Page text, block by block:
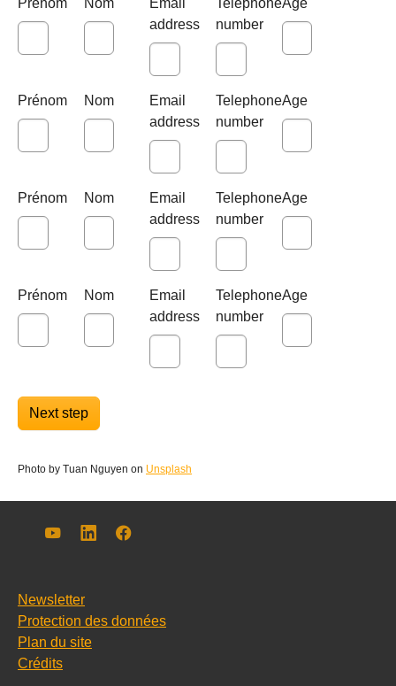
Prénom Nom
Email
address
Telephone
number
Age
Prénom Nom
Email
address
Telephone
number
Age
Prénom Nom
Email
address
Telephone
number
Age
Prénom Nom
Email
address
Telephone
number
Age
Next step
Photo by Tuan Nguyen on Unsplash
YouTubeLinkedInFacebook
Newsletter
Protection des données
Plan du site
Crédits